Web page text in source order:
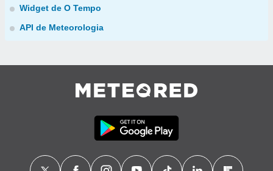
Widget de O Tempo
API de Meteorologia